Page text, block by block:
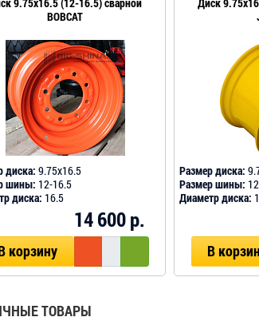
BOBCAT
диска: 9.75х16.5
шины: 12-16.5
диска: 16.5
14 600 р.
корзину
Размер диска:
Размер шины:
Диаметр диска:
В
ТОВАРЫ